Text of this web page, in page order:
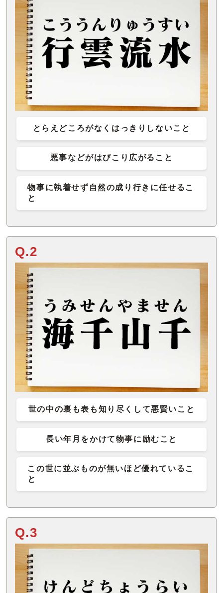
とらえどころがなくはっきりしないこと
悪事などがはびこり広がること
物事に執着せず自然の成り行きに任せるこ
と
Q.2
世の中の裏も表も知り尽くして悪賢いこと
長い年月をかけて物事に励むこと
この世に並ぶものが無いほど優れているこ
と
Q.3